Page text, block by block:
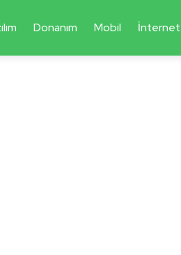
Donanım Mobil İnternet